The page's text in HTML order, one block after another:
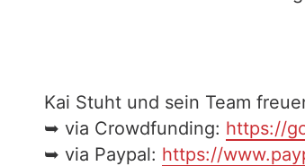
Kai Stuht und sein Team
➥ via Crowdfunding: https://
➥ via Paypal: https://